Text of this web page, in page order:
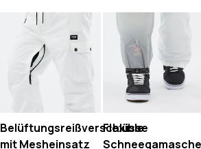
Belüftungsreißverschlüsse
mit Mesheinsatz
Flexible